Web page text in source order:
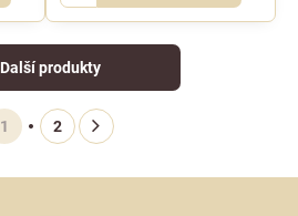
Další produkty
1 2